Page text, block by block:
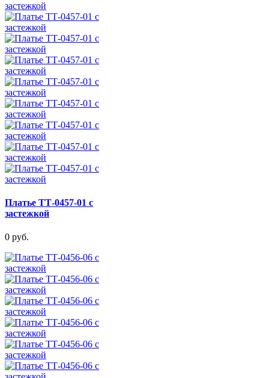
Платье ТТ-0457-01 с
застежкой
0 руб.